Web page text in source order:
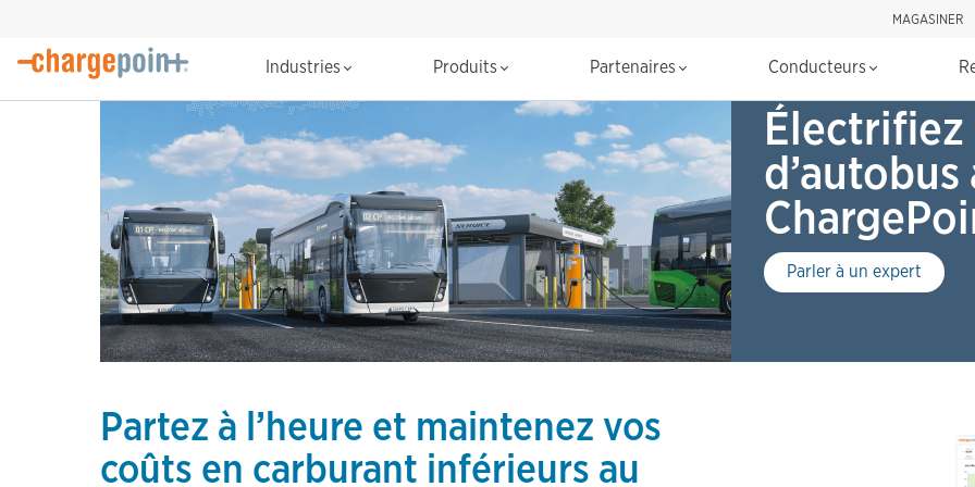
MAGASINER
Industries Produits Partenaires Conducteurs
Parler à un expert
Partez à l’heure et maintenez vos
coûts en carburant inférieurs au